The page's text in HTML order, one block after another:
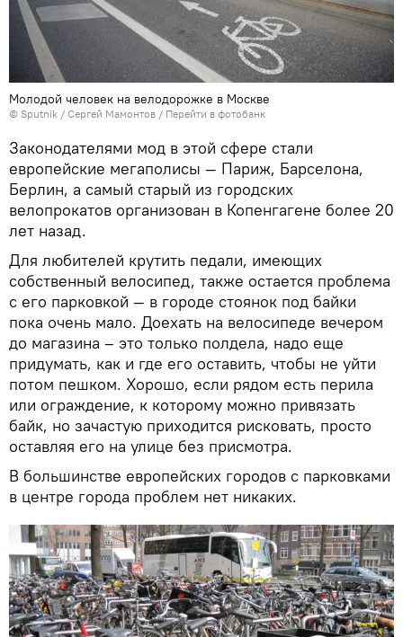
Молодой человек на велодорожке в Москве
© Sputnik / Сергей Мамонтов / Перейти в фотобанк
Законодателями мод в этой сфере стали
европейские мегаполисы — Париж, Барселона,
Берлин, а самый старый из городских
велопрокатов организован в Копенгагене более 20
лет назад.
Для любителей крутить педали, имеющих
собственный велосипед, также остается проблема
с его парковкой — в городе стоянок под байки
пока очень мало. Доехать на велосипеде вечером
до магазина – это только полдела, надо еще
придумать, как и где его оставить, чтобы не уйти
потом пешком. Хорошо, если рядом есть перила
или ограждение, к которому можно привязать
байк, но зачастую приходится рисковать, просто
оставляя его на улице без присмотра.
В большинстве европейских городов с парковками
в центре города проблем нет никаких.